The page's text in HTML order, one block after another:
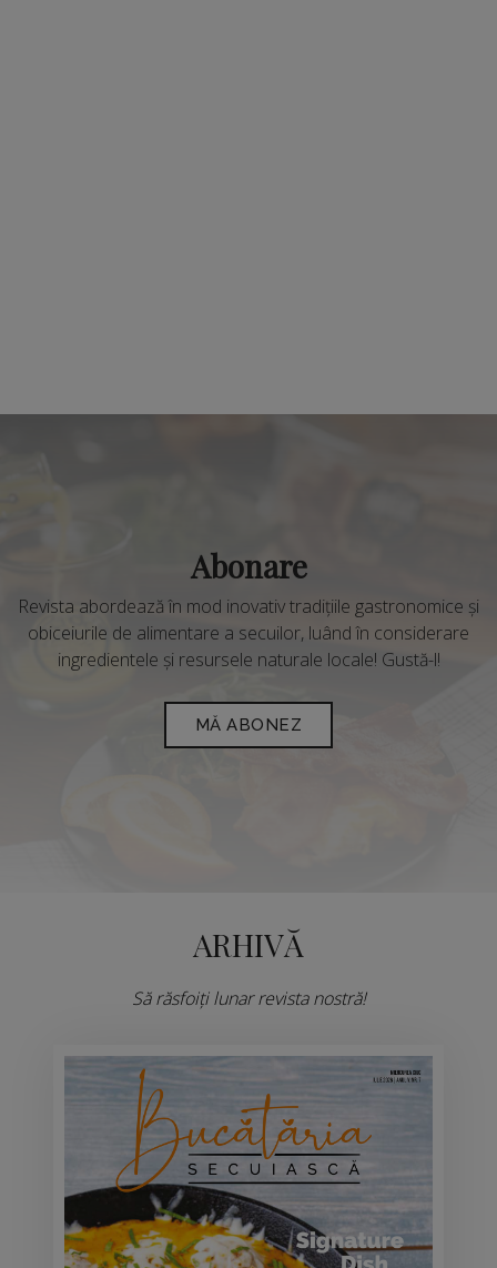
Abonare
Revista abordează în mod inovativ tradițiile gastronomice și
obiceiurile de alimentare a secuilor, luând în considerare
ingredientele și resursele naturale locale! Gustă-l!
MĂ ABONEZ
ARHIVĂ
Să răsfoiți lunar revista nostră!